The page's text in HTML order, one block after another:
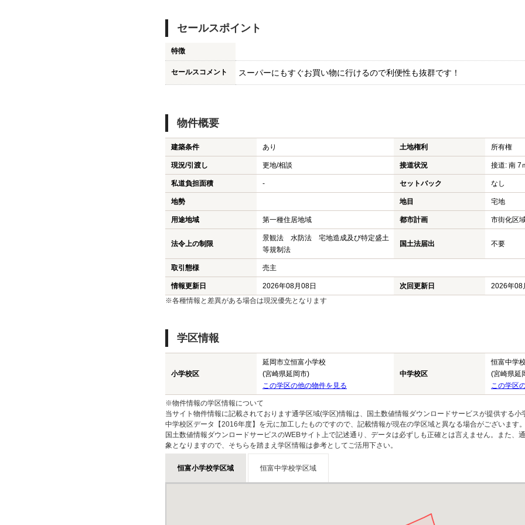
セールスポイント
特徴
セールスコメント スーパーにもすぐお買い物に行けるので利便性も抜群です！
物件概要
建築条件 あり 土地権利 所有権
現況/引渡し 更地/相談 接道状況 接道: 南 7
私道負担面積 - セットバック なし
地勢 地目 宅地
用途地域 第一種住居地域 都市計画 市街化区
法令上の制限
景観法 水防法 宅地造成及び特定盛土
等規制法
国土法届出 不要
取引態様 売主
情報更新日 2026年08月08日 次回更新日
2026年08
※各種情報と差異がある場合は現況優先となります
学区情報
小学校区
延岡市立恒富小学校
(宮崎県延岡市)
この学区の他の物件を見る
中学校区
恒富中学
(宮崎県延
この学区
※物件情報の学区情報について
当サイト物件情報に記載されております通学区域(学区)情報は、国土数値情報ダウンロードサービスが提供する
中学校区データ【2016年度】を元に加工したものですので、記載情報が現在の学区域と異なる場合がございます
国土数値情報ダウンロードサービスのWEBサイト上で記述通り、データは必ずしも正確とは言えません。また、
象となりますので、そちらを踏まえ学区情報は参考としてご活用下さい。
恒富小学校学区域 恒富中学校学区域